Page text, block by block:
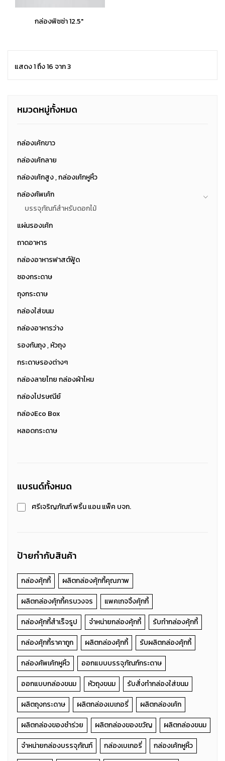
กล่องพิซซ่า 12.5"
แสดง 1 ถึง 16 จาก 3
หมวดหมู่ทั้งหมด
กล่องเค้กขาว
กล่องเค้กลาย
กล่องเค้กสูง , กล่องเค้กหูหิ้ว
กล่องคัพเค้ก
บรรจุภัณฑ์สำหรับดอกไม้
แผ่นรองเค้ก
ถาดอาหาร
กล่องอาหารฟาสต์ฟู้ด
ซองกระดาษ
ถุงกระดาษ
กล่องใส่ขนม
กล่องอาหารว่าง
รองกันถุง , หัวถุง
กระดาษรองต่างๆ
กล่องลายไทย กล่องผ้าไหม
กล่องไปรษณีย์
กล่องEco Box
หลอดกระดาษ
แบรนด์ทั้งหมด
ศรีเจริญภัณฑ์ พริ้น แอน แพ็ค บจก.
ป้ายกำกับสินค้า
กล่องคุ้กกี้
ผลิตกล่องคุ้กกี้คุณภาพ
ผลิตกล่องคุ้กกี้ครบวงจร
แพคเกจจิ้งคุ้กกี้
กล่องคุ้กกี้สำเร็จรูป
จำหน่ายกล่องคุ้กกี้
รับทำกล่องคุ้กกี้
กล่องคุ้กกี้ราคาถูก
ผลิตกล่องคุ้กกี้
รับผลิตกล่องคุ้กกี้
กล่องคัพเค้กหูหิ้ว
ออกแบบบรรจุภัณฑ์กระดาษ
ออกแบบกล่องขนม
หัวถุงขนม
รับสั่งทำกล่องใส่ขนม
ผลิตถุงกระดาษ
ผลิตกล่องเบเกอรี่
ผลิตกล่องเค้ก
ผลิตกล่องของชำร่วย
ผลิตกล่องของขวัญ
ผลิตกล่องขนม
จำหน่ายกล่องบรรจุภัณฑ์
กล่องเบเกอรี่ กล่องเค้กหูหิ้ว